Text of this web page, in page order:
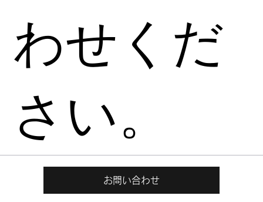
わせくだ
さい。
お問い合わせ